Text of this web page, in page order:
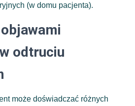
(w domu pacjenta).
odtruciu
może doświadczać różnych